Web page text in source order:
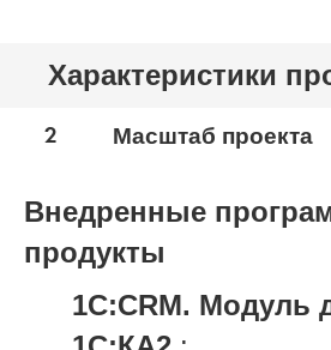
Характеристики
2 Масштаб проекта
Внедренные
продукты
1С:CRM. Модуль